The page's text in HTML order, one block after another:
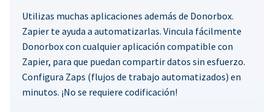
Utilizas muchas aplicaciones además de Donorbox.
Zapier te ayuda a automatizarlas. Vincula fácilmente
Donorbox con cualquier aplicación compatible con
Zapier, para que puedan compartir datos sin esfuerzo.
Configura Zaps (flujos de trabajo automatizados) en
minutos. ¡No se requiere codificación!